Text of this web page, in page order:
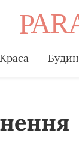
Краса